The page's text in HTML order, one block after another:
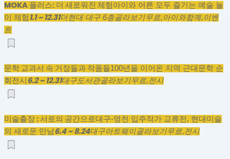
MOKA 플러스: 더 새로워진 체험아이와 어른 모두 즐기는 예술 놀
이 체험 1.1 ~ 12.31더현대 대구 6층골라보기무료,아이와함께,이벤
트
문학 교과서 속 거장들과 작품들100년을 이어온 지역 근대문학 순
회전시 6.2 ~ 12.31대구도서관골라보기무료,전시
미술출장 : 서로의 공간으로대구-영천 입주작가 교류전, 현대미술
의 새로운 만남6.4 ~ 8.24대구아트웨이골라보기무료,전시